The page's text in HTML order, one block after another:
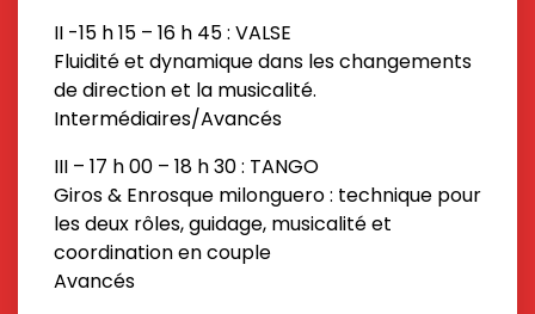
II -15 h 15 – 16 h 45 : VALSE
Fluidité et dynamique dans les changements
de direction et la musicalité.
Intermédiaires/Avancés
III – 17 h 00 – 18 h 30 : TANGO
Giros & Enrosque milonguero : technique pour
les deux rôles, guidage, musicalité et
coordination en couple
Avancés